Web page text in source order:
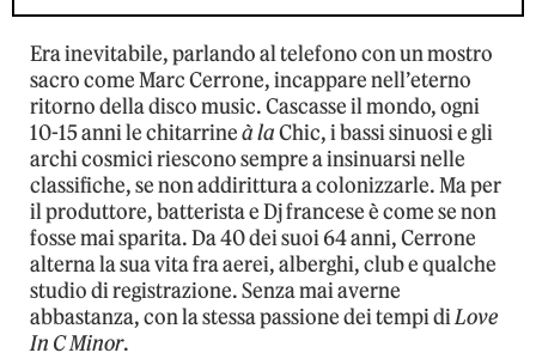
Era inevitabile, parlando al telefono con un mostro
sacro come Marc Cerrone, incappare nell’eterno
ritorno della disco music. Cascasse il mondo, ogni
10-15 anni le chitarrineà laChic, i bassi sinuosi e gli
archi cosmici riescono sempre a insinuarsi nelle
classifiche, se non addirittura a colonizzarle. Ma per
il produttore, batterista e Dj francese è come se non
fosse mai sparita. Da 40 dei suoi 64 anni, Cerrone
alterna la sua vita fra aerei, alberghi, club e qualche
studio di registrazione. Senza mai averne
abbastanza, con la stessa passione dei tempi diLove
In C Minor.